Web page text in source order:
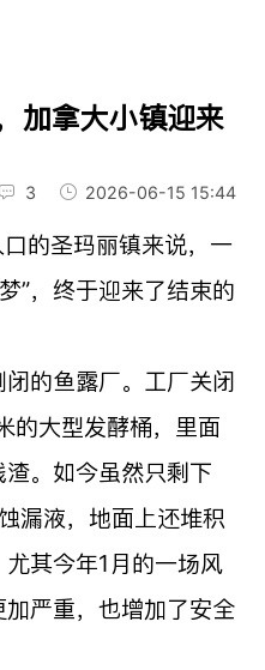
加拿大小镇迎来
3 2026-06-15 15:44
的圣玛丽镇来说，一
”，终于迎来了结束的
的鱼露厂。工厂关闭
的大型发酵桶，里面
。如今虽然只剩下
漏液，地面上还堆积
其今年1月的一场风
严重，也增加了安全